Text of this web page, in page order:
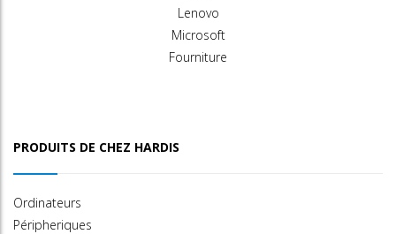
Lenovo
Microsoft
Fourniture
PRODUITS DE CHEZ HARDIS
Ordinateurs
Péripheriques